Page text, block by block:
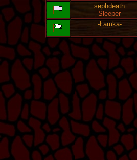
sephdeath
Sleeper
-Łamka-
-